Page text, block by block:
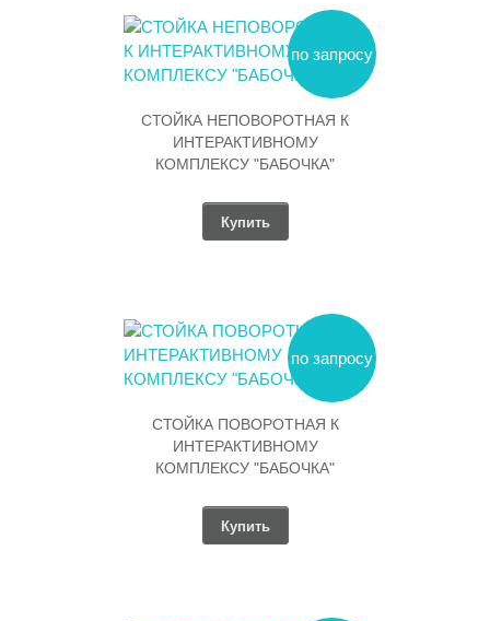
по запросу
СТОЙКА НЕПОВОРОТНАЯ К
ИНТЕРАКТИВНОМУ
КОМПЛЕКСУ "БАБОЧКА"
Купить
по запросу
СТОЙКА ПОВОРОТНАЯ К
ИНТЕРАКТИВНОМУ
КОМПЛЕКСУ "БАБОЧКА"
Купить